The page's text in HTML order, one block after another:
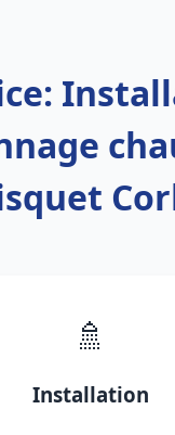
🚿
Installation